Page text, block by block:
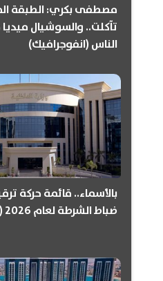
مصطفى بكري: الطبقة
تآكلت.. والسوشيال
الناس (انفوجرافيك)
بالأسماء.. قائمة حركة
ضباط الشرطة لعام 2026 (إنفوجراف)